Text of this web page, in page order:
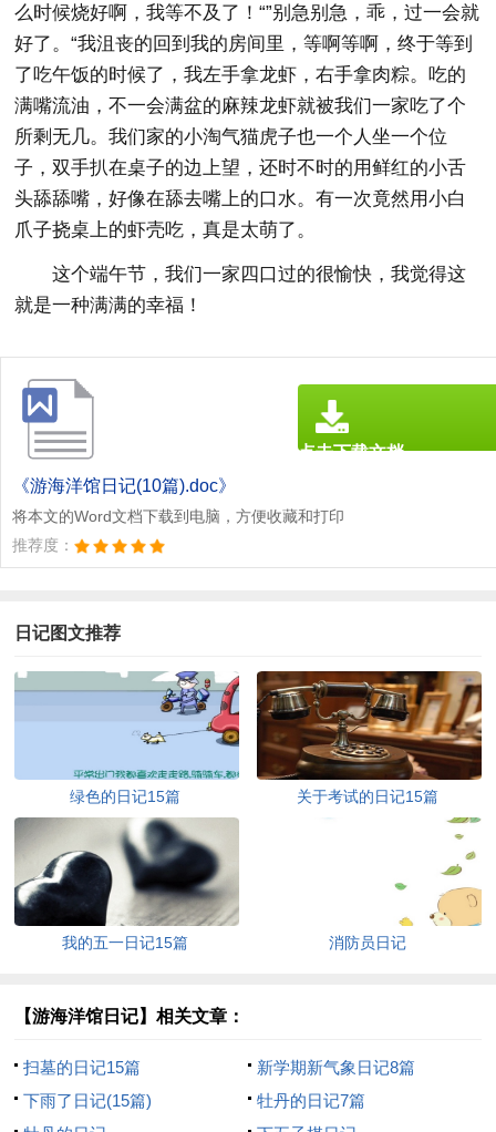
么时候烧好啊，我等不及了！“”别急别急，乖，过一会就
好了。“我沮丧的回到我的房间里，等啊等啊，终于等到
了吃午饭的时候了，我左手拿龙虾，右手拿肉粽。吃的
满嘴流油，不一会满盆的麻辣龙虾就被我们一家吃了个
所剩无几。我们家的小淘气猫虎子也一个人坐一个位
子，双手扒在桌子的边上望，还时不时的用鲜红的小舌
头舔舔嘴，好像在舔去嘴上的口水。有一次竟然用小白
爪子挠桌上的虾壳吃，真是太萌了。
这个端午节，我们一家四口过的很愉快，我觉得这
就是一种满满的幸福！
《游海洋馆日记(10篇).doc》
将本文的Word文档下载到电脑，方便收藏和打印
推荐度：
点击下载文档
日记图文推荐
绿色的日记15篇 关于考试的日记15篇
我的五一日记15篇 消防员日记
【游海洋馆日记】相关文章：
扫墓的日记15篇
新学期新气象日记8篇
下雨了日记(15篇)
牡丹的日记7篇